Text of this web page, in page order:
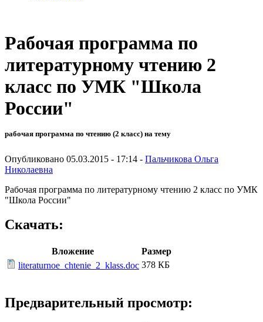
Рабочая программа по
литературному чтению 2
класс по УМК "Школа
России"
рабочая программа по чтению (2 класс) на тему
Опубликовано 05.03.2015 - 17:14 - Пальчикова Ольга
Николаевна
Рабочая программа по литературному чтению 2 класс по УМК
"Школа России"
Скачать:
Вложение
Размер
literaturnoe_chtenie_2_klass.doc 378 КБ
Предварительный просмотр: